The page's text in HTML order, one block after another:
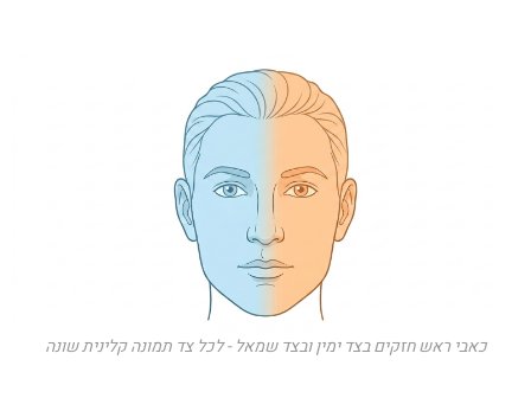
כאבי ראש חזקים בצד ימין ובצד שמאל - לכל צד תמונה קלינית שונה